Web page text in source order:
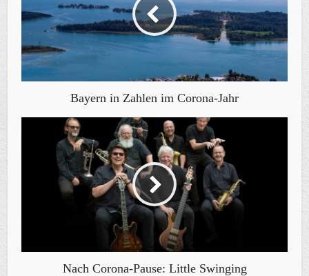
Bayern in Zahlen im Corona-Jahr
Nach Corona-Pause: Little Swinging